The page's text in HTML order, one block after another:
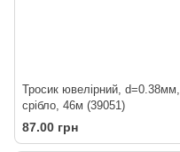
Тросик ювелірний, d=0.38мм,
срібло, 46м (39051)
87.00 грн